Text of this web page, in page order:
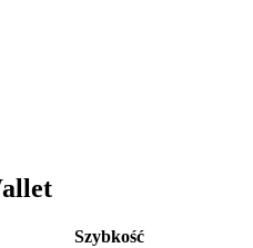
i towary
Szybkość